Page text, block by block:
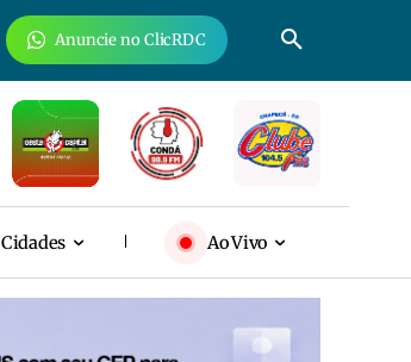
Anuncie no ClicRDC
Cidades Ao Vivo